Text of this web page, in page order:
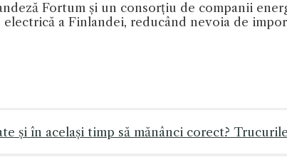
Fortum și un consorțiu de companii
a Finlandei, reducând nevoia de
și în același timp să mănânci corect?